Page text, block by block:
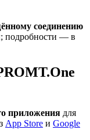
соединению
подробности — в
приложения для
App Store и Google